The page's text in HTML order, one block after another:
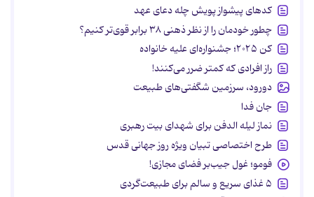
کدهای پیشواز پویش چله دعای عهد
چطور خودمان را از نظر ذهنی ۳۸ برابر قوی‌تر کنیم؟
کن ۲۰۲۵؛ جشنواره‌ای علیه خانواده
راز افرادی که کمتر ضرر می‌کنند!
دورود، سرزمین شگفتی‌های طبیعت
جان فدا
نماز لیله الدفن برای شهدای بیت رهبری
طرح اختصاصی تبیان ویژه روز جهانی قدس
فومو؛ غول جیب‌بر فضای مجازی!
۵ غذای سریع و سالم برای طبیعت‌گردی